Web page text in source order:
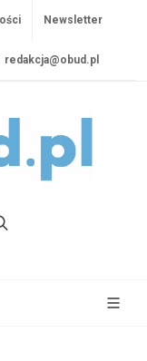
Newsletter
redakcja@obud.pl